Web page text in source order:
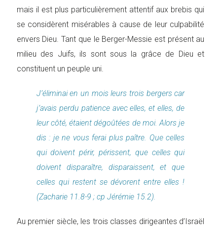
mais il est plus particulièrement attentif aux brebis qui
se considèrent misérables à cause de leur culpabilité
envers Dieu. Tant que le Berger-Messie est présent au
milieu des Juifs, ils sont sous la grâce de Dieu et
constituent un peuple uni.
J’éliminai en un mois leurs trois bergers car
j’avais perdu patience avec elles, et elles, de
leur côté, étaient dégoûtées de moi. Alors je
dis : je ne vous ferai plus paître. Que celles
qui doivent périr, périssent, que celles qui
doivent disparaître, disparaissent, et que
celles qui restent se dévorent entre elles !
(Zacharie 11.8-9 ; cp Jérémie 15.2).
Au premier siècle, les trois classes dirigeantes d’Israël